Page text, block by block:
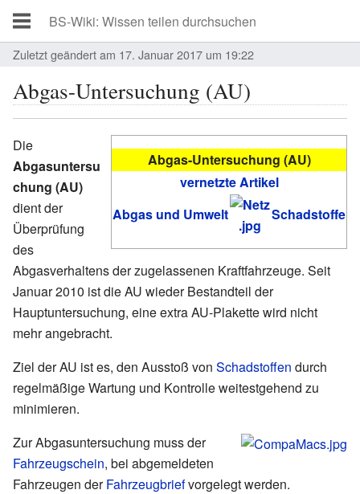
Zuletzt geändert am 17. Januar 2017 um 19:22
Abgas-Untersuchung (AU)
Abgas-Untersuchung (AU)
vernetzte Artikel
Abgas und Umwelt
Schadstoffe
Die
Abgasuntersu
chung (AU)
dient der
Überprüfung
des
Abgasverhaltens der zugelassenen Kraftfahrzeuge. Seit
Januar 2010 ist die AU wieder Bestandteil der
Hauptuntersuchung, eine extra AU-Plakette wird nicht
mehr angebracht.
Ziel der AU ist es, den Ausstoß von Schadstoffen durch
regelmäßige Wartung und Kontrolle weitestgehend zu
minimieren.
Zur Abgasuntersuchung muss der
Fahrzeugschein, bei abgemeldeten
Fahrzeugen derFahrzeugbriefvorgelegt werden.